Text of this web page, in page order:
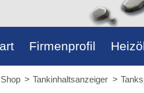
Firmenprofil
Firmenprofil
Personen u. Gebäude
Installationen
Referenzen GEG
Tankinhaltsanzeiger